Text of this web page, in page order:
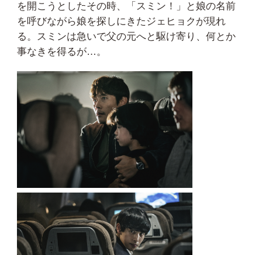
を開こうとしたその時、「スミン！」と娘の名前
を呼びながら娘を探しにきたジェヒョクが現れ
る。スミンは急いで父の元へと駆け寄り、何とか
事なきを得るが…。